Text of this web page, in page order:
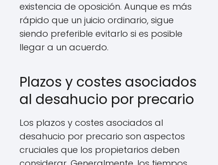
existencia de oposición. Aunque es más
rápido que un juicio ordinario, sigue
siendo preferible evitarlo si es posible
llegar a un acuerdo.
Plazos y costes asociados
al desahucio por precario
Los plazos y costes asociados al
desahucio por precario son aspectos
cruciales que los propietarios deben